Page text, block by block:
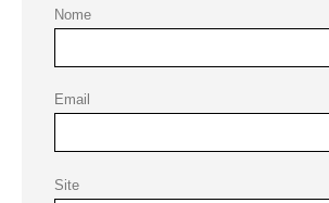
Nome
Email
Site